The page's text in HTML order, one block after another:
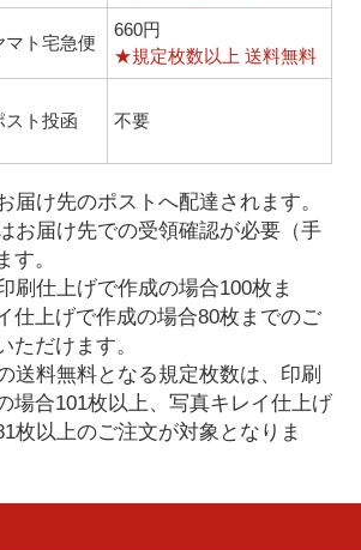
マト宅急便
660円
★規定枚数以上 送料無料
スト投函 不要
届け先のポストへ配達されます。
お届け先での受領確認が必要（手
す。
刷仕上げで作成の場合100枚ま
仕上げで作成の場合80枚までのご
ただけます。
送料無料となる規定枚数は、印刷
場合101枚以上、写真キレイ仕上げ
枚以上のご注文が対象となりま